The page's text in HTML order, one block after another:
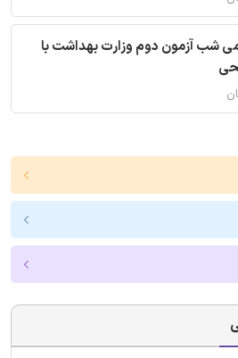
شب آزمون دوم وزارت بهداشت با